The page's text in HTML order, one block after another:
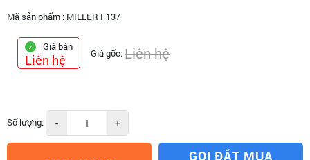
Mã sản phẩm : MILLER F137
Giá bán
Liên hệ Giá gốc:Liên hệ
Số lượng: - +
GỌI ĐẶT MUA